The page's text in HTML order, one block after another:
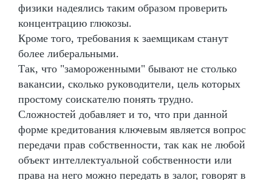
физики надеялись таким образом проверить
концентрацию глюкозы.
Кроме того, требования к заемщикам станут
более либеральными.
Так, что "замороженными" бывают не столько
вакансии, сколько руководители, цель которых
простому соискателю понять трудно.
Сложностей добавляет и то, что при данной
форме кредитования ключевым является вопрос
передачи прав собственности, так как не любой
объект интеллектуальной собственности или
права на него можно передать в залог, говорят в